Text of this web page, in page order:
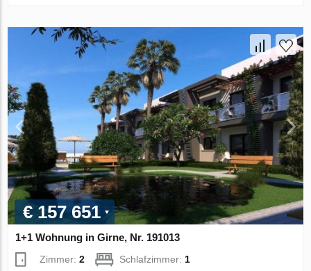
€ 157 651
1+1 Wohnung in Girne, Nr. 191013
Zimmer:2 Schlafzimmer: 1